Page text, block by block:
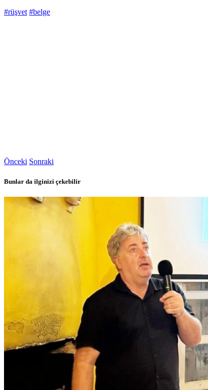
#rüşvet #belge
Önceki Sonraki
Bunlar da ilginizi çekebilir